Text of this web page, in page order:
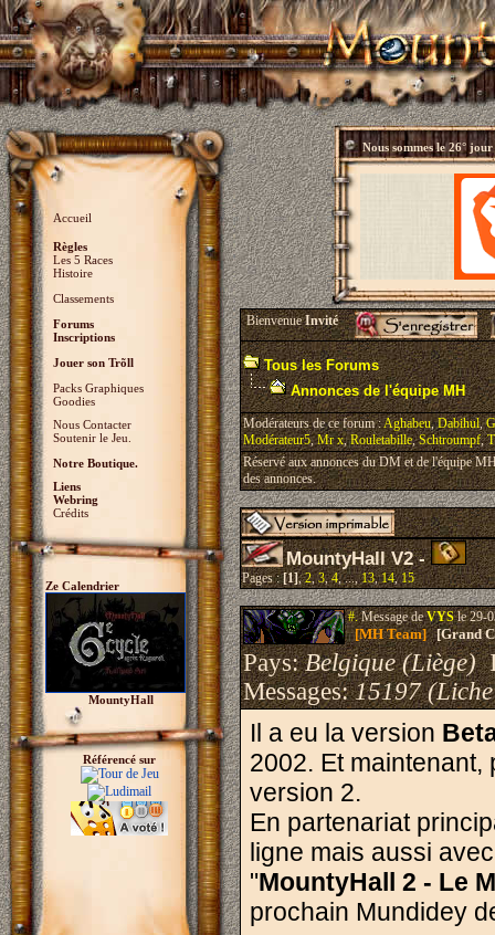
Accueil
Règles
Les 5 Races
Histoire
Classements
Forums
Inscriptions
Jouer son Trõll
Packs Graphiques
Goodies
Nous Contacter
Soutenir le Jeu.
Notre Boutique.
Liens
Webring
Crédits
Ze Calendrier
MountyHall
Référencé sur
Nous sommes le26° jour
BienvenueInvité
Tous les Forums
Annonces de l'équipe MH
Modérateurs de ce forum :Aghabeu,Dabihul,
Modérateur5,Mr x,Rouletabille,Schtroumpf,
Réservé aux annonces du DM et de l'équipe
des annonces.
MountyHall V2 -
Pages :[1],2,3,4, ...,13,14,15
#.Message deVYSle 29-
[MH Team][Grand
Pays:Belgique (Liège)
Messages:15197
Il a eu la version
2002. Et
version 2.
En partenariat
ligne mais aussi
"MountyHall 2 - Le
prochain Mundidey